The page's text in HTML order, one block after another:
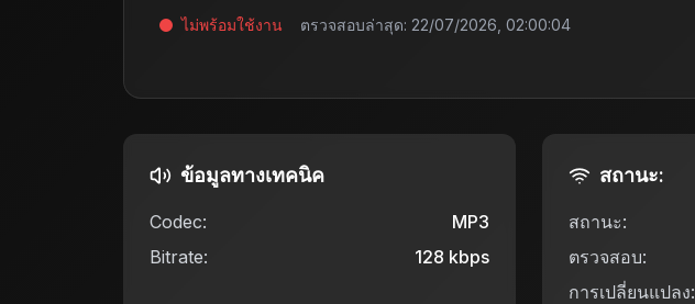
ไม่พร้อมใช้งาน ตรวจสอบล่าสุด: 22/07/2026, 02:00:04
ข้อมูลทางเทคนิค
Codec:
MP3
Bitrate:
128 kbps
สถานะ:
สถานะ:
ตรวจสอบ:
การเปลี่ยนแปลง: